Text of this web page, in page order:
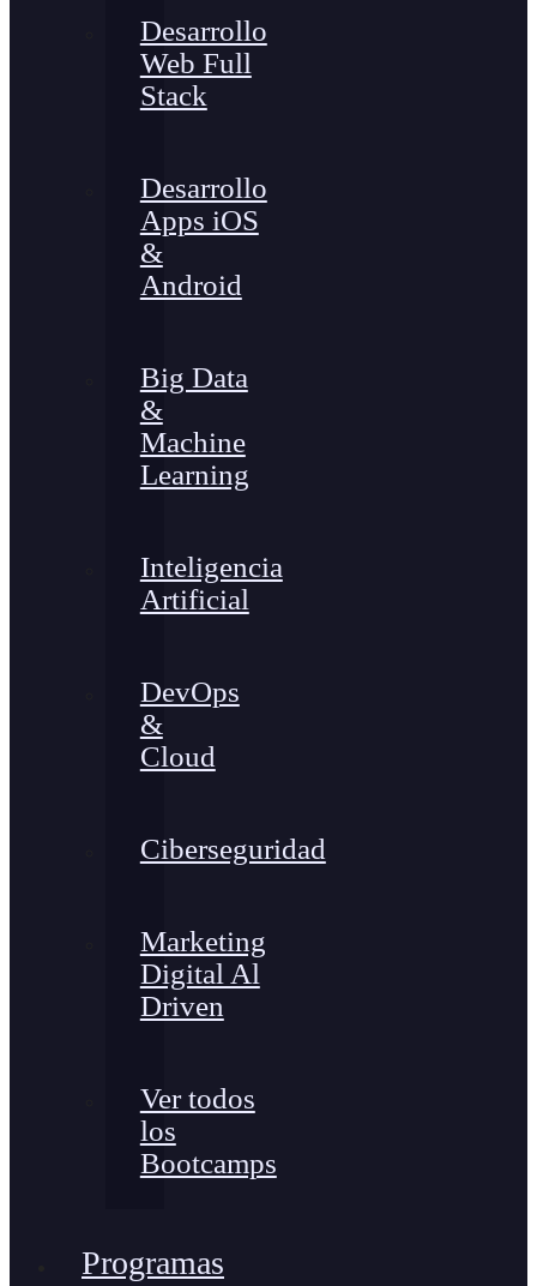
Desarrollo
Web Full
Stack
Desarrollo
Apps iOS
&
Android
Big Data
&
Machine
Learning
Inteligencia
Artificial
DevOps
&
Cloud
Ciberseguridad
Marketing
Digital Al
Driven
Ver todos
los
Bootcamps
Programas